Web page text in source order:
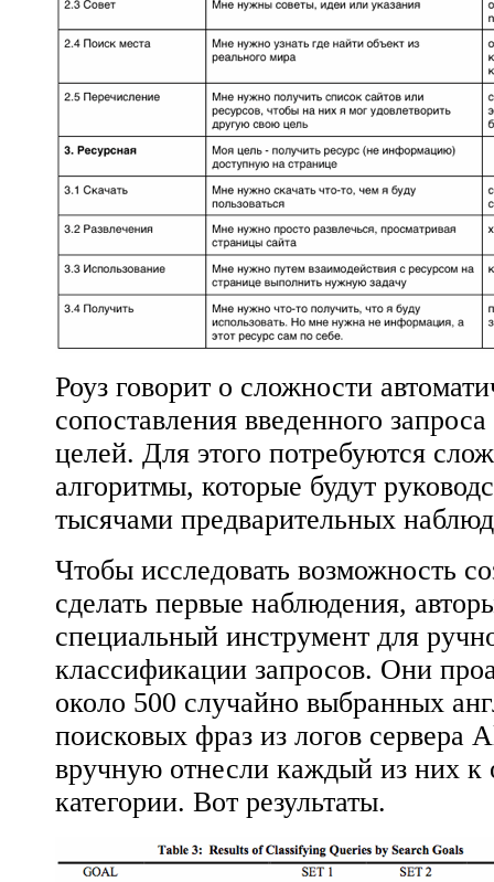
Роуз говорит о сложности
сопоставления введенного
целей. Для этого потребуются
алгоритмы, которые будут
тысячами предварительных
Чтобы исследовать возможность
сделать первые наблюдения,
специальный инструмент для
классификации запросов. Они
около 500 случайно выбранных
поисковых фраз из логов сервера
вручную отнесли каждый из них к
категории. Вот результаты.